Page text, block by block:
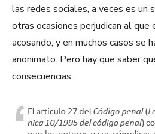
las redes sociales, a veces es un
otras ocasiones perjudican al que
acosando, y en muchos casos se
anonimato. Pero hay que saber
consecuencias.